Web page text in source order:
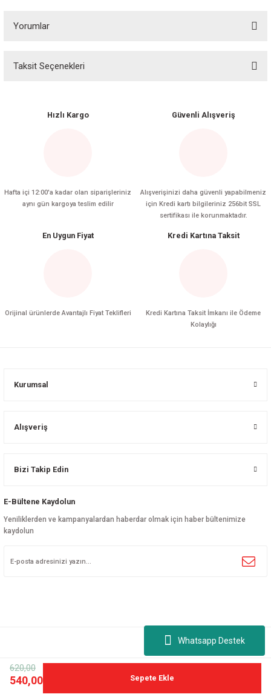
Whatsapp Destek
Yorumlar
Taksit Seçenekleri
620,00
540,00 Sepete Ekle
Hızlı Kargo
Hafta içi 12:00'a kadar olan siparişleriniz
aynı gün kargoya teslim edilir
Güvenli Alışveriş
Alışverişinizi daha güvenli yapabilmeniz
için Kredi kartı bilgileriniz 256bit SSL
sertifikası ile korunmaktadır.
En Uygun Fiyat
Orijinal ürünlerde Avantajlı Fiyat Teklifleri
Kredi Kartına Taksit
Kredi Kartına Taksit İmkanı ile Ödeme
Kolaylığı
Kurumsal
Alışveriş
Bizi Takip Edin
E-Bültene Kaydolun
Yeniliklerden ve kampanyalardan haberdar olmak için haber bültenimize
kaydolun